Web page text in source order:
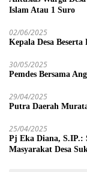
Islam Atau 1 Suro
02/06/2025
Kepala Desa
30/05/2025
Pemdes Bersama
29/04/2025
Putra Daerah
25/04/2025
Pj Eka Diana, S.IP.:
Masyarakat Desa